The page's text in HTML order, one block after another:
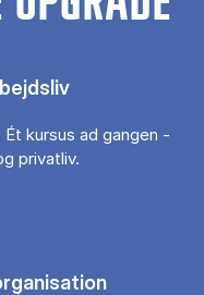
kursus ad gangen -
privatliv.